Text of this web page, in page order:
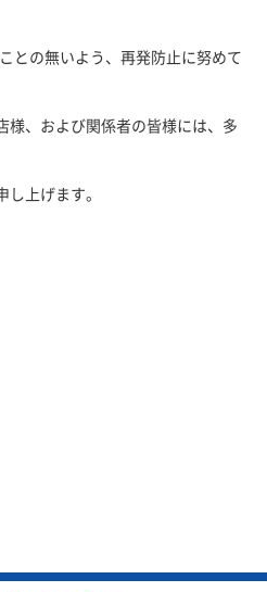
との無いよう、再発防止に努めて
様、および関係者の皆様には、多
上げます。